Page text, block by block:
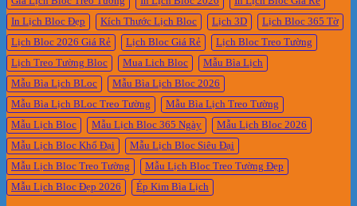
In Lịch Bloc Đẹp
Kích Thước Lịch Bloc Lịch 3D
Lịch Bloc 365 Tờ
Lịch Bloc 2026 Giá Rẻ
Lịch Bloc Giá Rẻ
Lịch Bloc Treo Tường
Lịch Treo Tường Bloc
Mua Lich Bloc
Mẫu Bìa Lịch
Mẫu Bìa Lịch BLoc
Mẫu Bìa Lịch Bloc 2026
Mẫu Bìa Lịch BLoc Treo Tường
Mẫu Bìa Lịch Treo Tường
Mẫu Lịch Bloc
Mẫu Lịch Bloc 365 Ngày
Mẫu Lịch Bloc 2026
Mẫu Lịch Bloc Khổ Đại
Mẫu Lịch Bloc Siêu Đại
Mẫu Lịch Bloc Treo Tường
Mẫu Lịch Bloc Treo Tường Đẹp
Mẫu Lịch Bloc Đẹp 2026
Ép Kim Bìa Lịch